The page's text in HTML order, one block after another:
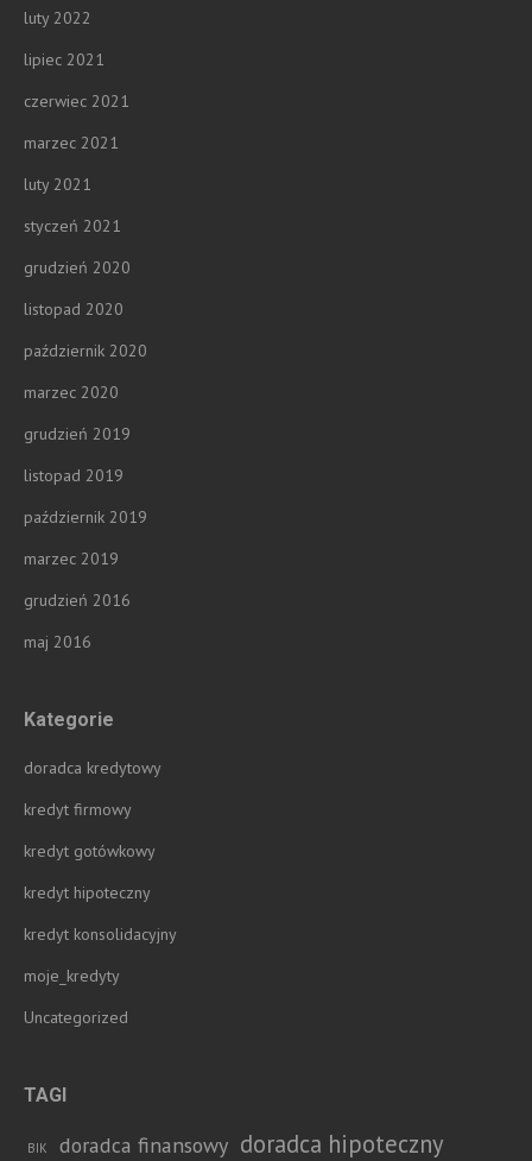
luty 2022
lipiec 2021
czerwiec 2021
marzec 2021
luty 2021
styczeń 2021
grudzień 2020
listopad 2020
październik 2020
marzec 2020
grudzień 2019
listopad 2019
październik 2019
marzec 2019
grudzień 2016
maj 2016
Kategorie
doradca kredytowy
kredyt firmowy
kredyt gotówkowy
kredyt hipoteczny
kredyt konsolidacyjny
moje_kredyty
Uncategorized
TAGI
BIK doradca finansowy doradca hipoteczny